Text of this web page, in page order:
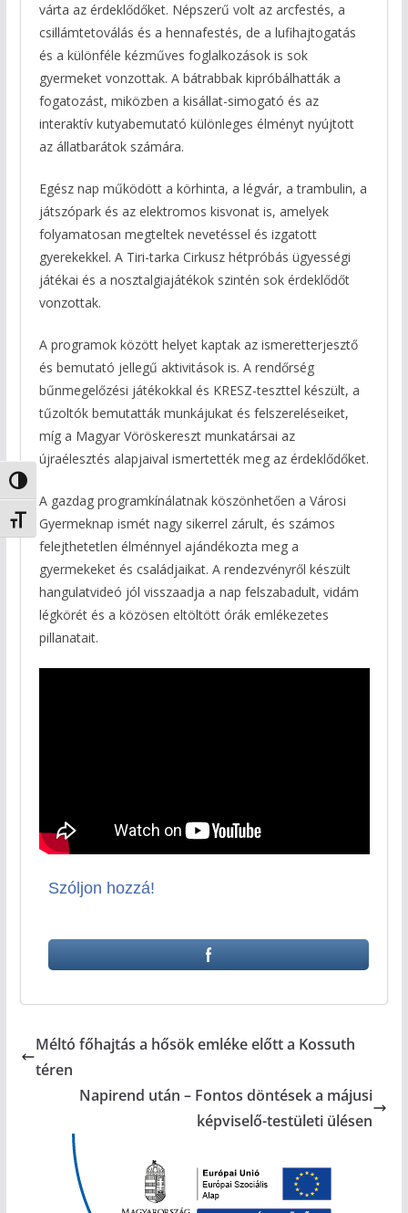
Nagy kontraszt váltása
Betűméret váltása
várta az érdeklődőket. Népszerű volt az arcfestés, a
csillámtetoválás és a hennafestés, de a lufihajtogatás
és a különféle kézműves foglalkozások is sok
gyermeket vonzottak. A bátrabbak kipróbálhatták a
fogatozást, miközben a kisállat-simogató és az
interaktív kutyabemutató különleges élményt nyújtott
az állatbarátok számára.
Egész nap működött a körhinta, a légvár, a trambulin, a
játszópark és az elektromos kisvonat is, amelyek
folyamatosan megteltek nevetéssel és izgatott
gyerekekkel. A Tiri-tarka Cirkusz hétpróbás ügyességi
játékai és a nosztalgiajátékok szintén sok érdeklődőt
vonzottak.
A programok között helyet kaptak az ismeretterjesztő
és bemutató jellegű aktivitások is. A rendőrség
bűnmegelőzési játékokkal és KRESZ-teszttel készült, a
tűzoltók bemutatták munkájukat és felszereléseiket,
míg a Magyar Vöröskereszt munkatársai az
újraélesztés alapjaival ismertették meg az érdeklődőket.
A gazdag programkínálatnak köszönhetően a Városi
Gyermeknap ismét nagy sikerrel zárult, és számos
felejthetetlen élménnyel ajándékozta meg a
gyermekeket és családjaikat. A rendezvényről készült
hangulatvideó jól visszaadja a nap felszabadult, vidám
légkörét és a közösen eltöltött órák emlékezetes
pillanatait.
Szóljon hozzá!
Méltó főhajtás a hősök emléke előtt a Kossuth
téren
Napirend után – Fontos döntések a májusi
képviselő-testületi ülésen